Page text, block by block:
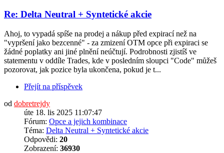
Re: Delta Neutral + Syntetické akcie
Ahoj, to vypadá spíše na prodej a nákup před expirací než na
"vypršení jako bezcenné" - za zmizení OTM opce při expiraci se
žádné poplatky ani jiné plnění neúčtují. Podrobnosti zjistíš ve
statementu v oddíle Trades, kde v posledním sloupci "Code" můžeš
pozorovat, jak pozice byla ukončena, pokud je t...
Přejít na příspěvek
od dobretrejdy
úte 18. lis 2025 11:07:47
Fórum: Opce a jejich kombinace
Téma: Delta Neutral + Syntetické akcie
Odpovědi: 20
Zobrazení: 36930